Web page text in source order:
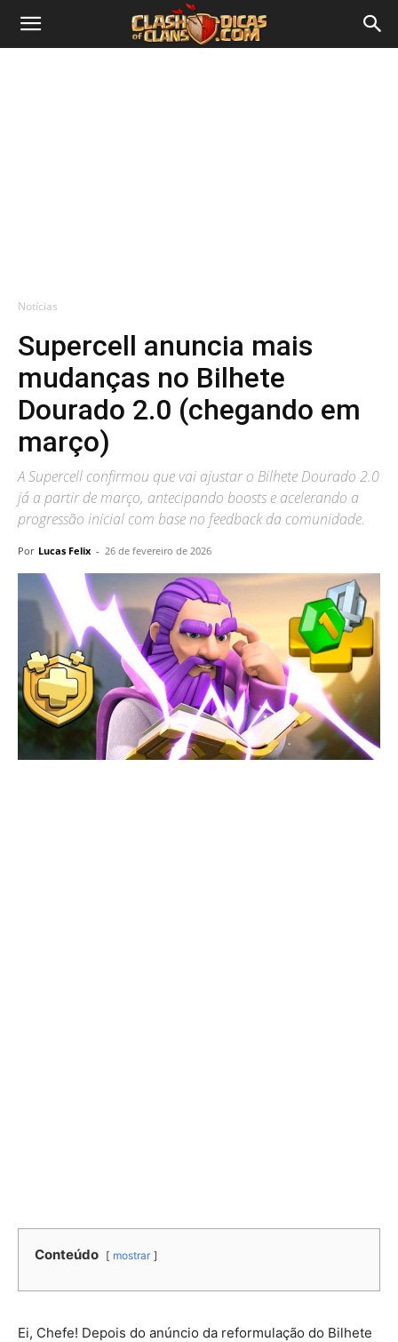
Notícias
Supercell anuncia mais
mudanças no Bilhete
Dourado 2.0 (chegando em
março)
A Supercell confirmou que vai ajustar o Bilhete Dourado 2.0
já a partir de março, antecipando boosts e acelerando a
progressão inicial com base no feedback da comunidade.
Por Lucas Felix - 26 de fevereiro de 2026
Conteúdo mostrar
Ei, Chefe! Depois do anúncio da reformulação do Bilhete